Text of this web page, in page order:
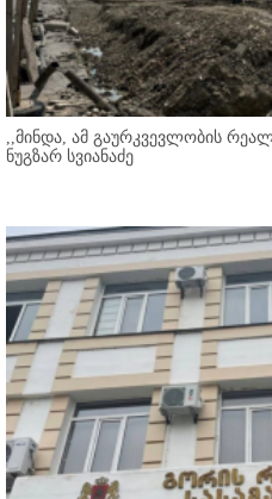
,,მინდა, ამ გაურკვევლობის
ნუგზარ სვიანაძე